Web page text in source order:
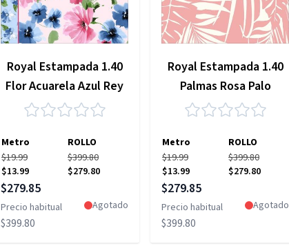
Royal Estampada 1.40
Flor Acuarela Azul Rey
Metro
ROLLO
$19.99
$13.99
$399.80
$279.80
Precio especial
$279.85
Precio habitual
$399.80
Agotado
Royal Estampada 1.40
Palmas Rosa Palo
Metro
ROLLO
$19.99
$13.99
$399.80
$279.80
Precio especial
$279.85
Precio habitual
$399.80
Agotado